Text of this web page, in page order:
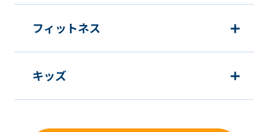
フィットネス
キッズ